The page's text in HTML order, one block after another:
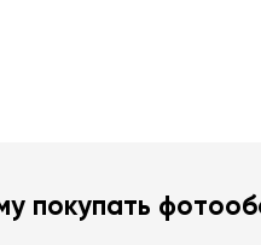
покупать